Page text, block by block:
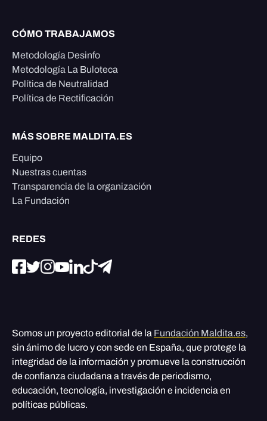
CÓMO TRABAJAMOS
Metodología Desinfo
Metodología La Buloteca
Política de Neutralidad
Política de Rectificación
MÁS SOBRE MALDITA.ES
Equipo
Nuestras cuentas
Transparencia de la organización
La Fundación
REDES
Somos un proyecto editorial de la Fundación Maldita.es,
sin ánimo de lucro y con sede en España, que protege la
integridad de la información y promueve la construcción
de confianza ciudadana a través de periodismo,
educación, tecnología, investigación e incidencia en
políticas públicas.